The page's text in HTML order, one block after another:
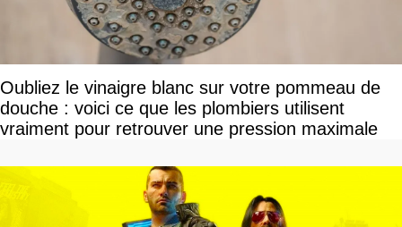
Oubliez le vinaigre blanc sur votre pommeau de
douche : voici ce que les plombiers utilisent
vraiment pour retrouver une pression maximale